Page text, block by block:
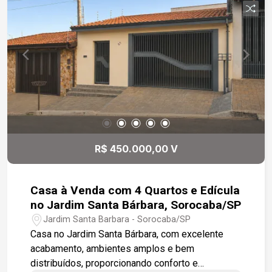
R$ 450.000,00 V
Casa à Venda com 4 Quartos e Edícula
no Jardim Santa Bárbara, Sorocaba/SP
Jardim Santa Barbara - Sorocaba/SP
Casa no Jardim Santa Bárbara, com excelente
acabamento, ambientes amplos e bem
distribuídos, proporcionando conforto e